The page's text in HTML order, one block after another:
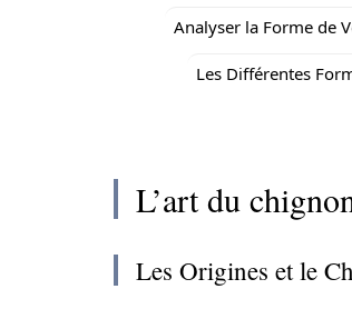
Analyser la Forme de
Les Différentes
L’art du
Les Origines et le